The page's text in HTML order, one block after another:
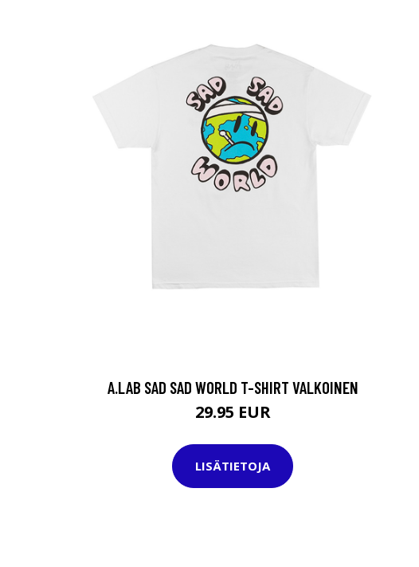
A.LAB SAD SAD WORLD T-SHIRT VALKOINEN
29.95 EUR
LISÄTIETOJA